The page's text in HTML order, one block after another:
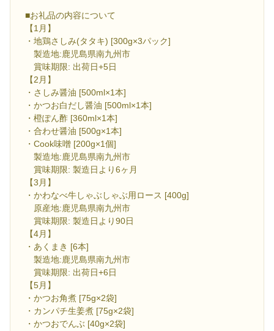
■お礼品の内容について
【1月】
・地鶏さしみ(タタキ) [300g×3パック]
製造地:鹿児島県南九州市
賞味期限: 出荷日+5日
【2月】
・さしみ醤油 [500ml×1本]
・かつお白だし醤油 [500ml×1本]
・橙ぽん酢 [360ml×1本]
・合わせ醤油 [500g×1本]
・Cook味噌 [200g×1個]
製造地:鹿児島県南九州市
賞味期限: 製造日より6ヶ月
【3月】
・かわなべ牛しゃぶしゃぶ用ロース [400g]
原産地:鹿児島県南九州市
賞味期限: 製造日より90日
【4月】
・あくまき [6本]
製造地:鹿児島県南九州市
賞味期限: 出荷日+6日
【5月】
・かつお角煮 [75g×2袋]
・カンパチ生姜煮 [75g×2袋]
・かつおでんぶ [40g×2袋]